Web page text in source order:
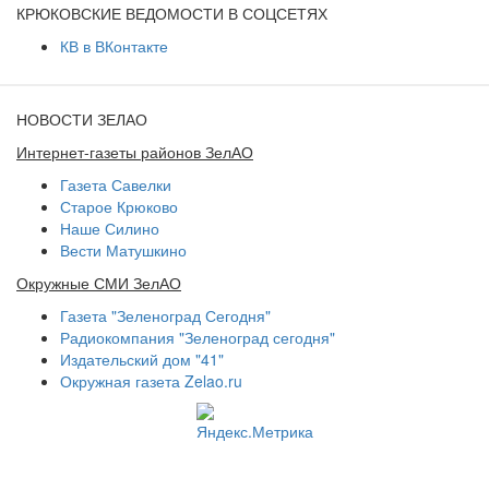
КРЮКОВСКИЕ ВЕДОМОСТИ В СОЦСЕТЯХ
КВ в ВКонтакте
НОВОСТИ ЗЕЛАО
Интернет-газеты районов ЗелАО
Газета Савелки
Старое Крюково
Наше Силино
Вести Матушкино
Окружные СМИ ЗелАО
Газета "Зеленоград Сегодня"
Радиокомпания "Зеленоград сегодня"
Издательский дом "41"
Окружная газета Zelao.ru